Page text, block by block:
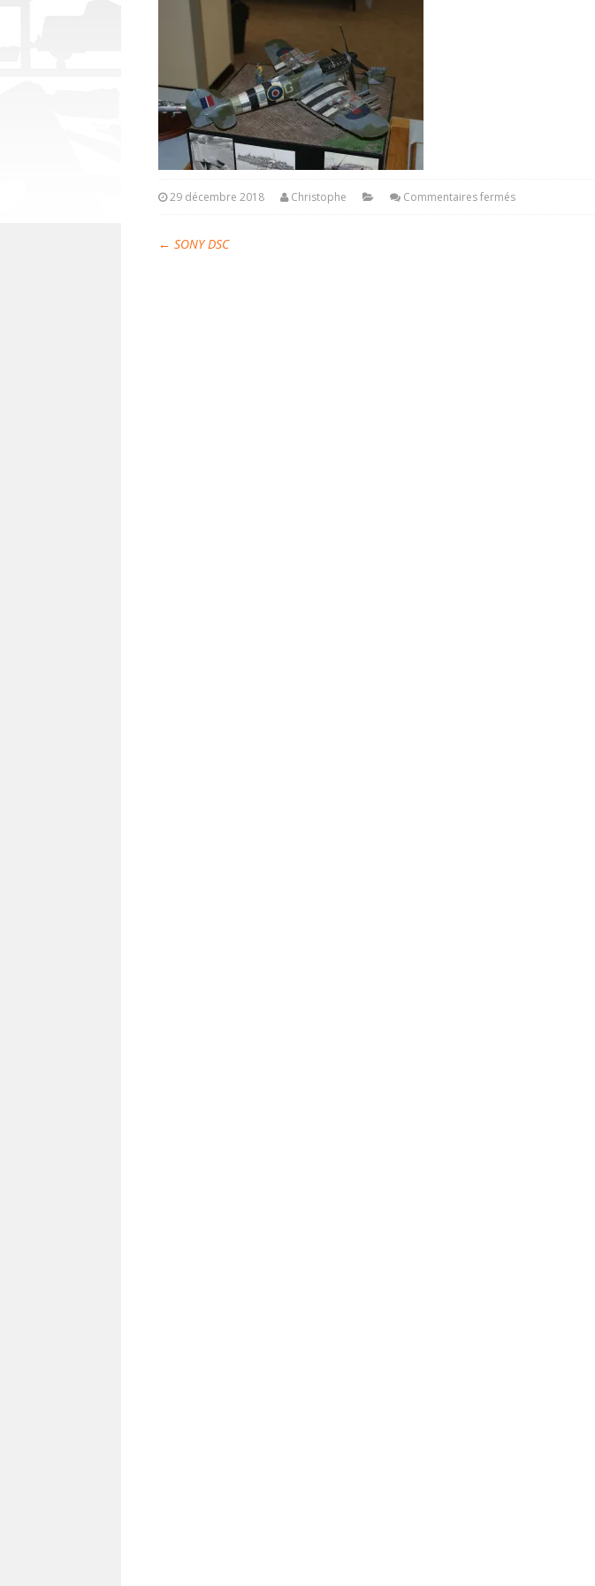
29 décembre 2018 Christophe Commentaires fermés
← SONY DSC